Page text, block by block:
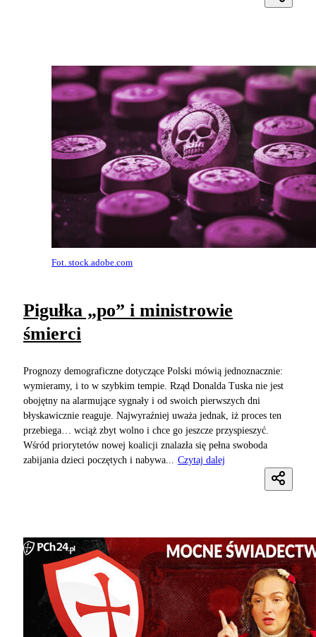
Fot. stock.adobe.com
Pigułka „po” i ministrowie
śmierci
Prognozy demograficzne dotyczące Polski mówią jednoznacznie:
wymieramy, i to w szybkim tempie. Rząd Donalda Tuska nie jest
obojętny na alarmujące sygnały i od swoich pierwszych dni
błyskawicznie reaguje. Najwyraźniej uważa jednak, iż proces ten
przebiega… wciąż zbyt wolno i chce go jeszcze przyspieszyć.
Wśród priorytetów nowej koalicji znalazła się pełna swoboda
zabijania dzieci poczętych i nabywa...
Czytaj dalej